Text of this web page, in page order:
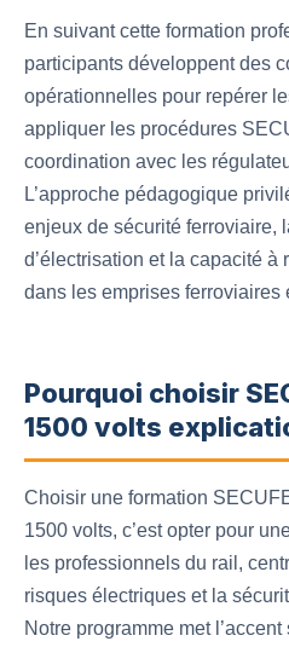
En suivant cette formation
participants développent des
opérationnelles pour repérer
appliquer les procédures
coordination avec les
L’approche pédagogique
enjeux de sécurité ferroviaire,
d’électrisation et la capacité à
dans les emprises ferroviaires
Pourquoi choisir
1500 volts
Choisir une formation
1500 volts, c’est opter pour
les professionnels du rail,
risques électriques et la
Notre programme met